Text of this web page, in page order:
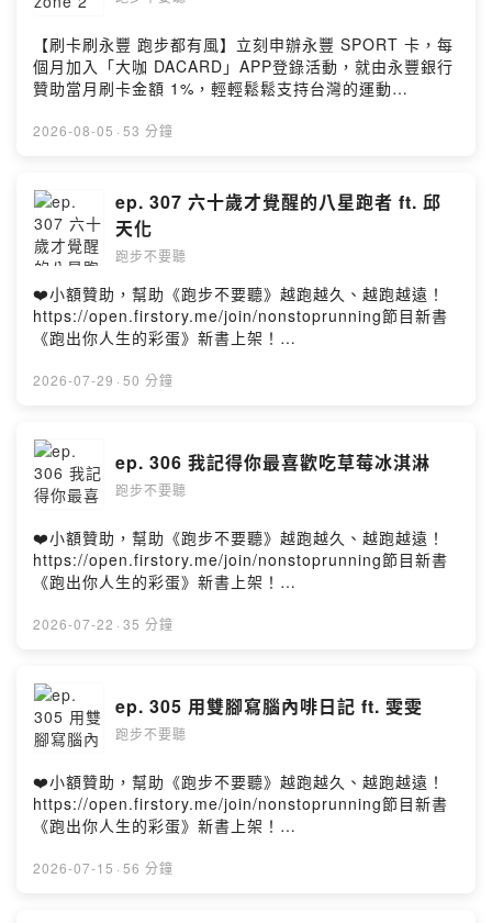
動，就由永豐銀行贊助當月刷卡金額 1%，輕輕鬆鬆支持台灣的運動
💳 申辦永豐 SPORT 卡：https://mma.tw/O06FS
https://mma.tw/O05QU
📲下載大咖 DACARD APP：
永豐銀行合作推廣
（謹慎理財 信用至上）
Powered by Firstory Hosting
【刷卡刷永豐 跑步都有風】立刻申辦永豐 SPORT 卡，每
個月加入「大咖 DACARD」APP登錄活動，就由永豐銀行
贊助當月刷卡金額 1%，輕輕鬆鬆支持台灣的運動
https://mma.tw/O06FS❤️ 活動詳情：
（謹慎理財 信用至上）--這集邀請到氣象、財經和旅遊
「三刀流主播」王軍凱，他最近因為在馬桶上被推坑跑東
京馬拉松，誤打誤撞開始跑步訓練，而且人生初馬就是海
外馬，真的是勇氣可嘉。軍凱主播也是魁哥在訓練營的同
學，其實他的底子很好，過去就是短跑健將，也難怪初馬
就跑出 4:08 的成績，未來保持健康，持續訓練的話，挑戰
3:30 指日可待！除此之外，他也在節目中和我們分享開始
跑步之後，人生發生了哪些變化，以及從跑步中他體會到
哪些理財心法呢？這集笑聲不斷，記得注意音量喔！- 官方
https://open.firstory.me/join/nonstoprunning- 聽眾信
箱，歡迎來信
nonstop.running.podcast@gmail.comPowered by
Firstory Hosting
2026-08-05 · 53 分鐘
ep. 307 六十歲才覺醒的八星跑者 ft. 邱
天化
跑步不要聽
❤️小額贊助，幫助《跑步不要聽》越跑越久、越跑越遠！
https://open.firstory.me/join/nonstoprunning節目新書
《跑出你人生的彩蛋》新書上架！
邀請到跑完八大馬拉松，至今已完成超過 460 場全馬的邱
超過二十年的馬拉松人生。如今他已經完成八大馬拉松，
除了最新的開普敦馬拉松之外，其餘七大馬他都跑了兩
次，而且近期還參加分齡賽。開普敦馬拉松這場他用輕鬆
了！一起來聽聽老師六十歲才開始追求成績的馬拉松人
生！- 官方 Facebook 粉絲團 & Instagram：🔎 跑步不要
聽- 請我們喝一杯咖啡吧！
箱，歡迎來信
2026-07-29 · 50 分鐘
ep. 306 我記得你最喜歡吃草莓冰淇淋
跑步不要聽
❤️小額贊助，幫助《跑步不要聽》越跑越久、越跑越遠！
https://open.firstory.me/join/nonstoprunning節目新書
《跑出你人生的彩蛋》新書上架！
魁哥和象總分享最近分別去澳洲和紐西蘭跑馬拉松的經
了一場半程馬拉松？而且還和聽友在奧克蘭相見歡？這集
還有回覆聽眾留言喔！聽聽看有沒有你的留言！- 官方
Facebook 粉絲團 & Instagram：🔎 跑步不要聽- 請我們
https://open.firstory.me/join/nonstoprunning- 聽眾信
箱，歡迎來信
nonstop.running.podcast@gmail.comPowered by
2026-07-22 · 35 分鐘
ep. 305 用雙腳寫腦內啡日記 ft. 雯雯
跑步不要聽
❤️小額贊助，幫助《跑步不要聽》越跑越久、越跑越遠！
https://open.firstory.me/join/nonstoprunning節目新書
《跑出你人生的彩蛋》新書上架！
我們邀請到《腦內啡日記》的雯雯，他很早就開始跑步，
2026-07-15 · 56 分鐘